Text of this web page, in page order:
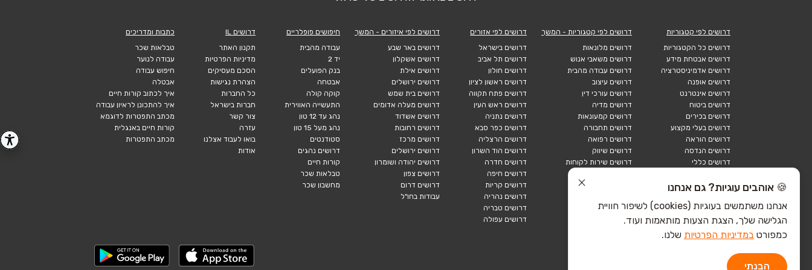
דרושים לפי קטגוריות
דרושים כל הקטגוריות
דרושים אבטחת מידע
דרושים אדמיניסטרציה
דרושים אופנה
דרושים אינטרנט
דרושים ביטוח
דרושים בכירים
דרושים בעלי מקצוע
דרושים הוראה
דרושים הנדסה
דרושים כללי
דרושים לוגיסטיקה
דרושים מכירות
הייטק חומרה
דרושים לפי קטגוריות - המשך
דרושים מלונאות
דרושים משאבי אנוש
דרושים עבודה מהבית
דרושים עיצוב
דרושים עורכי דין
דרושים מדיה
דרושים קמעונאות
דרושים תחבורה
דרושים רפואה
דרושים שיווק
דרושים שירות לקוחות
הייטק כללי
הייטק תוכנה
דרושים לפי אזורים
דרושים בישראל
דרושים תל אביב
דרושים חולון
דרושים ראשון לציון
דרושים פתח תקווה
דרושים ראש העין
דרושים נתניה
דרושים כפר סבא
דרושים הרצליה
דרושים הוד השרון
דרושים חדרה
דרושים חיפה
דרושים קריות
דרושים נהריה
דרושים טבריה
דרושים עפולה
דרושים לפי איזורים - המשך
דרושים באר שבע
דרושים אשקלון
דרושים אילת
דרושים ירושלים
דרושים בית שמש
דרושים מעלה אדומים
דרושים אשדוד
דרושים רחובות
דרושים מרכז
דרושים ירושלים
דרושים יהודה ושומרון
דרושים צפון
דרושים דרום
עבודות בחו"ל
חיפושים פופלריים
עבודה מהבית
יד 2
בנק הפועלים
אבטחה
קוקה קולה
התעשייה האווירית
נהג עד 12 טון
נהג מעל 15 טון
סטודנטים
דרושים נהגים
קורות חיים
טבלאות שכר
מחשבון שכר
דרושים IL
תקנון האתר
מדיניות הפרטיות
הסכם מעסיקים
הצהרת נגישות
כל החברות
חברות בישראל
צור קשר
עזרה
בואו לעבוד אצלנו
אודות
כתבות ומדריכים
טבלאות שכר
עבודה לנוער
חיפוש עבודה
אבטלה
איך לכתוב קורות חיים
איך להתכונן לראיון עבודה
מכתב התפטרות לדוגמא
קורות חיים באנגלית
מכתב התפטרות
🍪 אוהבים עוגיות? גם אנחנו
אנחנו משתמשים בעוגיות (cookies) לשיפור חוויית
הגלישה שלך, הצגת הצעות מותאמות ועוד.
כמפורט במדיניות הפרטיות שלנו.
הבנתי